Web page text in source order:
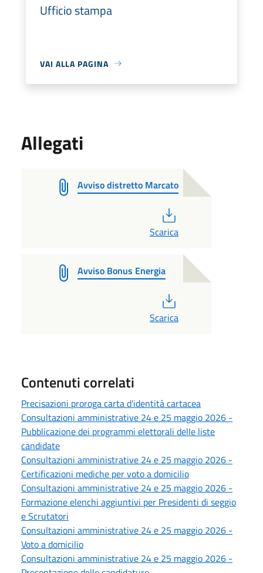
Ufficio stampa
VAI ALLA PAGINA
Allegati
Avviso distretto Marcato
Scarica
Avviso Bonus Energia
Scarica
Contenuti correlati
Precisazioni proroga carta d'identità cartacea
Consultazioni amministrative 24 e 25 maggio 2026 -
Pubblicazione dei programmi elettorali delle liste
candidate
Consultazioni amministrative 24 e 25 maggio 2026 -
Certificazioni mediche per voto a domicilio
Consultazioni amministrative 24 e 25 maggio 2026 -
Formazione elenchi aggiuntivi per Presidenti di seggio
e Scrutatori
Consultazioni amministrative 24 e 25 maggio 2026 -
Voto a domicilio
Consultazioni amministrative 24 e 25 maggio 2026 -